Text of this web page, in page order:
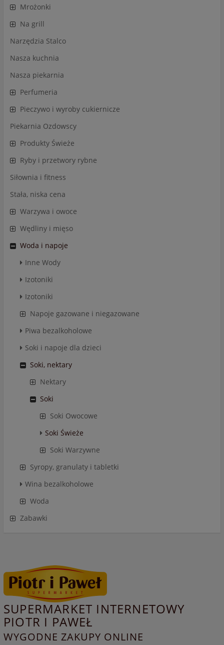
Mrożonki
Na grill
Narzędzia Stalco
Nasza kuchnia
Nasza piekarnia
Perfumeria
Pieczywo i wyroby cukiernicze
Piekarnia Ozdowscy
Produkty Świeże
Ryby i przetwory rybne
Siłownia i fitness
Stała, niska cena
Warzywa i owoce
Wędliny i mięso
Woda i napoje
Inne Wody
Izotoniki
Izotoniki
Napoje gazowane i niegazowane
Piwa bezalkoholowe
Soki i napoje dla dzieci
Soki, nektary
Nektary
Soki
Soki Owocowe
Soki Świeże
Soki Warzywne
Syropy, granulaty i tabletki
Wina bezalkoholowe
Woda
Zabawki
SUPERMARKET INTERNETOWY
PIOTR I PAWEŁ
WYGODNE ZAKUPY ONLINE